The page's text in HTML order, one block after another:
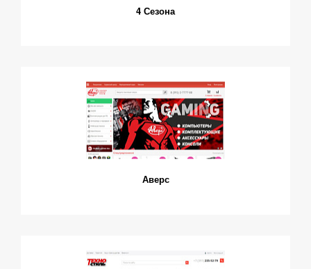
4 Сезона
Аверс